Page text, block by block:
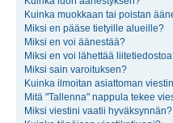
Kuinka muokkaan tai poistan
Miksi en pääse tietyille alueille?
Miksi en voi äänestää?
Miksi en voi lähettää
Miksi sain varoituksen?
Kuinka ilmoitan asiattoman
Mitä "Tallenna" nappula tekee
Miksi viestini vaatii hyväksynnän?